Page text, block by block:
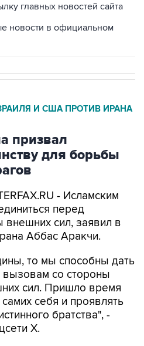
главных новостей сайта
новости в официальном
И США ПРОТИВ ИРАНА
призвал
для борьбы
- Исламским
перед
сил, заявил в
Аббас Аракчи.
то мы способны дать
со стороны
сил. Пришло время
себя и проявлять
братства", -
Х.